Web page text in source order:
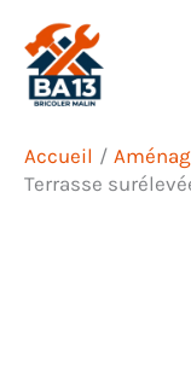
contenu
Accueil
Terrasse
Rechercher